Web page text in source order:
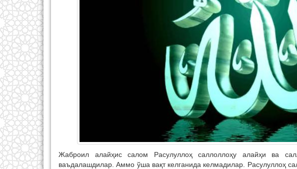
Жаброил алайҳис салом Расулуллоҳ саллоллоҳу алайҳи ва
ваъдалашдилар. Аммо ўша вақт келганида келмадилар. Расулуллоҳ